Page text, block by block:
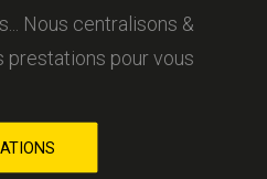
Nous centralisons &
prestations pour vous